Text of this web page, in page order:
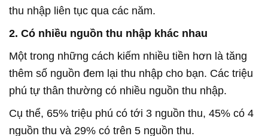
thu nhập liên tục qua các năm.
2. Có nhiều nguồn thu nhập khác nhau
Một trong những cách kiếm nhiều tiền hơn là tăng
thêm số nguồn đem lại thu nhập cho bạn. Các triệu
phú tự thân thường có nhiều nguồn thu nhập.
Cụ thể, 65% triệu phú có tới 3 nguồn thu, 45% có 4
nguồn thu và 29% có trên 5 nguồn thu.